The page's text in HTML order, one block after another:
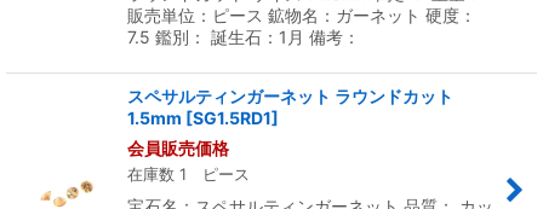
販売単位：ピース 鉱物名：ガーネット 硬度：
7.5 鑑別： 誕生石：1月 備考：
スペサルティンガーネット ラウンドカット
1.5mm [SG1.5RD1]
会員販売価格
在庫数 1 ピース